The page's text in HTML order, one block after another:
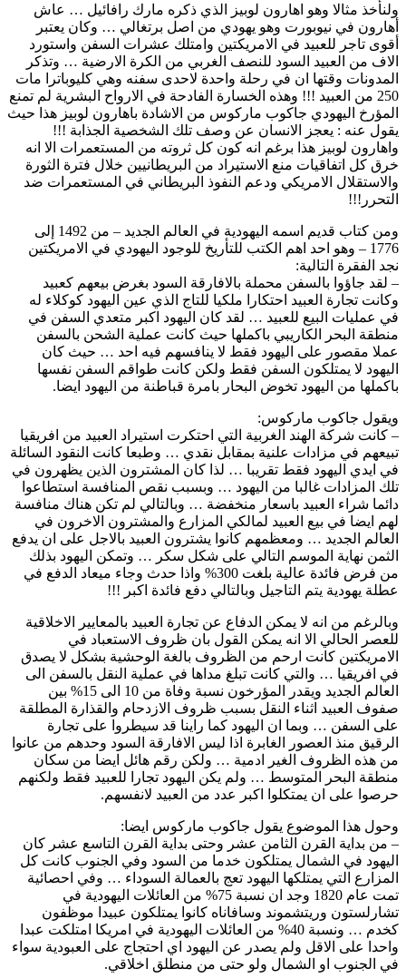
ولنأخذ مثالا وهو اهارون لوبيز الذي ذكره مارك رافائيل … عاش
أهارون في نيوبورت وهو يهودي من اصل برتغالي … وكان يعتبر
أقوى تاجر للعبيد في الامريكتين وامتلك عشرات السفن واستورد
الاف من العبيد السود للنصف الغربي من الكرة الارضية … وتذكر
المدونات وقتها ان في رحلة واحدة لاحدى سفنه وهي كليوباترا مات
250 من العبيد !!! وهذه الخسارة الفادحة في الارواح البشرية لم تمنع
المؤرخ اليهودي جاكوب ماركوس من الاشادة باهارون لوبيز هذا حيث
يقول عنه : يعجز الانسان عن وصف تلك الشخصية الجذابة !!!
واهارون لوبيز هذا برغم انه كون كل ثروته من المستعمرات الا انه
خرق كل اتفاقيات منع الاستيراد من البريطانيين خلال فترة الثورة
والاستقلال الامريكي ودعم النفوذ البريطاني في المستعمرات ضد
التحرر!!!
ومن كتاب قديم اسمه اليهودية في العالم الجديد – من 1492 إلى
1776 – وهو احد اهم الكتب للتأريخ للوجود اليهودي في الامريكتين
نجد الفقرة التالية:
– لقد جاؤوا بالسفن محملة بالافارقة السود بغرض بيعهم كعبيد
وكانت تجارة العبيد احتكارا ملكيا للتاج الذي عين اليهود كوكلاء له
في عمليات البيع للعبيد … لقد كان اليهود اكبر متعدي السفن في
منطقة البحر الكاريبي باكملها حيث كانت عملية الشحن بالسفن
عملا مقصور على اليهود فقط لا ينافسهم فيه احد … حيث كان
اليهود لا يمتلكون السفن فقط ولكن كانت طواقم السفن نفسها
باكملها من اليهود تخوض البحار بامرة قباطنة من اليهود ايضا.
ويقول جاكوب ماركوس:
– كانت شركة الهند الغربية التي احتكرت استيراد العبيد من افريقيا
تبيعهم في مزادات علنية بمقابل نقدي … وطبعا كانت النقود السائلة
في ايدي اليهود فقط تقريبا … لذا كان المشترون الذين يظهرون في
تلك المزادات غالبا من اليهود … وبسبب نقص المنافسة استطاعوا
دائما شراء العبيد باسعار منخفضة … وبالتالي لم تكن هناك منافسة
لهم ايضا في بيع العبيد لمالكي المزارع والمشترون الاخرون في
العالم الجديد … ومعظمهم كانوا يشترون العبيد بالاجل على ان يدفع
الثمن نهاية الموسم التالي على شكل سكر … وتمكن اليهود بذلك
من فرض فائدة عالية بلغت 300% واذا حدث وجاء ميعاد الدفع في
عطلة يهودية يتم التاجيل وبالتالي دفع فائدة اكبر !!!
وبالرغم من انه لا يمكن الدفاع عن تجارة العبيد بالمعايير الاخلاقية
للعصر الحالي الا انه يمكن القول بان ظروف الاستعباد في
الامريكتين كانت ارحم من الظروف بالغة الوحشية بشكل لا يصدق
في افريقيا … والتي كانت تبلغ مداها في عملية النقل بالسفن الى
العالم الجديد ويقدر المؤرخون نسبة وفاة من 10 الى 15% بين
صفوف العبيد اثناء النقل بسبب ظروف الازدحام والقذارة المطلقة
على السفن … وبما ان اليهود كما راينا قد سيطروا على تجارة
الرقيق منذ العصور الغابرة اذا ليس الافارقة السود وحدهم من عانوا
من هذه الظروف الغير ادمية … ولكن رقم هائل ايضا من سكان
منطقة البحر المتوسط … ولم يكن اليهود تجارا للعبيد فقط ولكنهم
حرصوا على ان يمتكلوا اكبر عدد من العبيد لانفسهم.
وحول هذا الموضوع يقول جاكوب ماركوس ايضا:
– من بداية القرن الثامن عشر وحتى بداية القرن التاسع عشر كان
اليهود في الشمال يمتلكون خدما من السود وفي الجنوب كانت كل
المزارع التي يمتلكها اليهود تعج بالعمالة السوداء … وفي احصائية
تمت عام 1820 وجد ان نسبة 75% من العائلات اليهودية في
تشارلستون وريتشموند وسافاناه كانوا يمتلكون عبيدا موظفون
كخدم … ونسبة 40% من العائلات اليهودية في امريكا امتلكت عبدا
واحدا على الاقل ولم يصدر عن اليهود اي احتجاج على العبودية سواء
في الجنوب او الشمال ولو حتى من منطلق اخلاقي.